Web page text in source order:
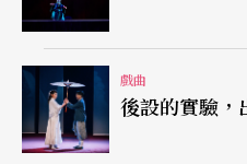
種種象徵手法用得適度，
則是虛實並用（布繪軟景
各其所宜。全劇的燈光
光燈。第三場結束時燈光
戲曲
後設的實驗，